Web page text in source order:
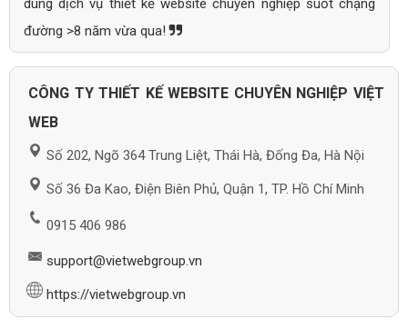
đường >8 năm vừa qua!
CÔNG TY THIẾT KẾ WEBSITE CHUYÊN NGHIỆP VIỆT
WEB
Số 202, Ngõ 364 Trung Liệt, Thái Hà, Đống Đa, Hà Nội
Số 36 Đa Kao, Điện Biên Phủ, Quận 1, TP. Hồ Chí Minh
0915 406 986
support@vietwebgroup.vn
https://vietwebgroup.vn